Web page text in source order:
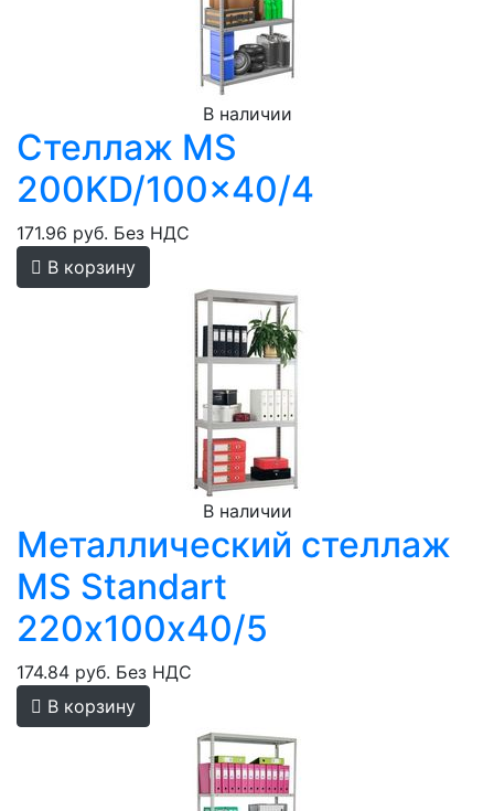
В наличии
Стеллаж MS
200KD/100x40/4
171.96 руб. Без НДС
В корзину
В наличии
Металлический стеллаж
MS Standart
220х100х40/5
174.84 руб. Без НДС
В корзину